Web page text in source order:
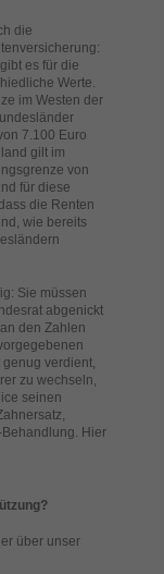
die
es für die
Werte.
im Westen der
7.100 Euro
gilt im
von
für diese
die Renten
wie bereits
Sie müssen
abgenickt
den Zahlen
verdient,
zu wechseln,
seinen
Hier
über unser
werden (z. B. IP-
Inhalte oder
über die
Cookies. Sie
geben oder sich
nur bestimmte
und sind für
Medien akzeptiert